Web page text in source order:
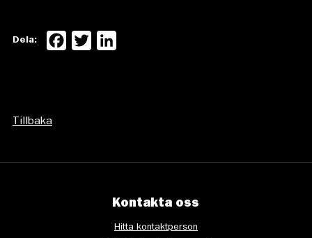
Dela: Facebook
Twitter
Tillbaka
Kontakta oss
Hitta kontaktperson